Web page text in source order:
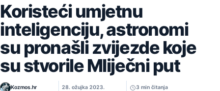
Koristeći umjetnu
inteligenciju, astronomi
su pronašli zvijezde koje
su stvorile Mliječni put
Kozmos.hr 28. ožujka 2023. 3 min čitanja